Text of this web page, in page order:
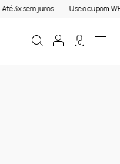
Até 3x sem juros Use o cupom
0